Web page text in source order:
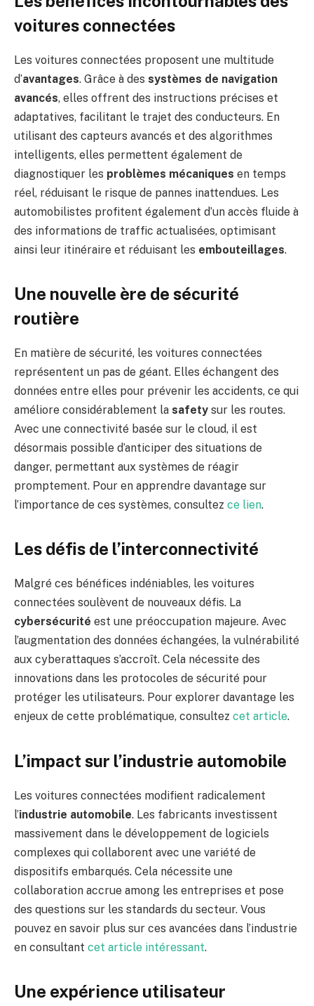
voitures connectées
Les voitures connectées proposent une multitude
d’avantages. Grâce à des systèmes de navigation
avancés, elles offrent des instructions précises et
adaptatives, facilitant le trajet des conducteurs. En
utilisant des capteurs avancés et des algorithmes
intelligents, elles permettent également de
diagnostiquer les problèmes mécaniques en temps
réel, réduisant le risque de pannes inattendues. Les
automobilistes profitent également d’un accès fluide à
des informations de traffic actualisées, optimisant
ainsi leur itinéraire et réduisant les embouteillages.
Une nouvelle ère de sécurité
routière
En matière de sécurité, les voitures connectées
représentent un pas de géant. Elles échangent des
données entre elles pour prévenir les accidents, ce qui
améliore considérablement la safety sur les routes.
Avec une connectivité basée sur le cloud, il est
désormais possible d’anticiper des situations de
danger, permettant aux systèmes de réagir
promptement. Pour en apprendre davantage sur
l’importance de ces systèmes, consultez ce lien.
Les défis de l’interconnectivité
Malgré ces bénéfices indéniables, les voitures
connectées soulèvent de nouveaux défis. La
cybersécurité est une préoccupation majeure. Avec
l’augmentation des données échangées, la vulnérabilité
aux cyberattaques s’accroît. Cela nécessite des
innovations dans les protocoles de sécurité pour
protéger les utilisateurs. Pour explorer davantage les
enjeux de cette problématique, consultez cet article.
L’impact sur l’industrie automobile
Les voitures connectées modifient radicalement
l’industrie automobile. Les fabricants investissent
massivement dans le développement de logiciels
complexes qui collaborent avec une variété de
dispositifs embarqués. Cela nécessite une
collaboration accrue among les entreprises et pose
des questions sur les standards du secteur. Vous
pouvez en savoir plus sur ces avancées dans l’industrie
en consultant cet article intéressant.
Une expérience utilisateur